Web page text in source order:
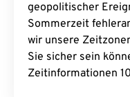
geopolitischer
Sommerzeit
wir unsere
Sie sicher sein
Zeitinformationen